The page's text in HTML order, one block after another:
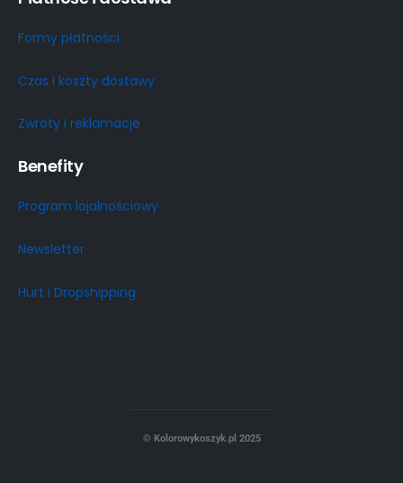
Formy płatności
Czas i koszty dostawy
Zwroty i reklamacje
Benefity
Program lojalnościowy
Newsletter
Hurt i Dropshipping
© Kolorowykoszyk.pl 2025